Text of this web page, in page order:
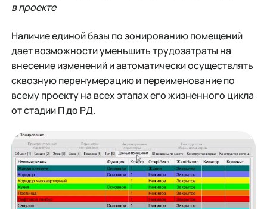
в проекте
Наличие единой базы по зонированию помещений
дает возможности уменьшить трудозатраты на
внесение изменений и автоматически осуществлять
сквозную перенумерацию и переименование по
всему проекту на всех этапах его жизненного цикла
от стадии П до РД.